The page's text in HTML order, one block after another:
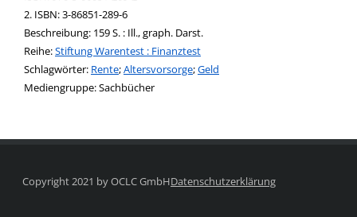
2. ISBN:3-86851-289-6
Beschreibung: 159 S. : Ill., graph. Darst.
Reihe:Stiftung Warentest : Finanztest
Schlagwörter: Rente;Altersvorsorge;Geld
Suche nach dieser Beteiligten Person
Mediengruppe:Sachbücher
Copyright 2021 by OCLC GmbHDatenschutzerklärung